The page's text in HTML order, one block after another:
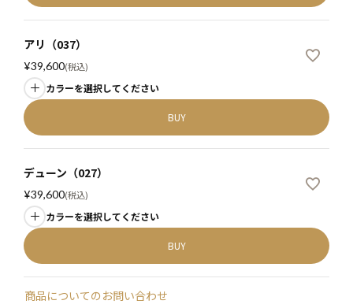
アリ（037）
¥39,600 税込
BUY
カラーを選択してください
デューン（027）
¥39,600 税込
BUY
カラーを選択してください
商品についてのお問い合わせ